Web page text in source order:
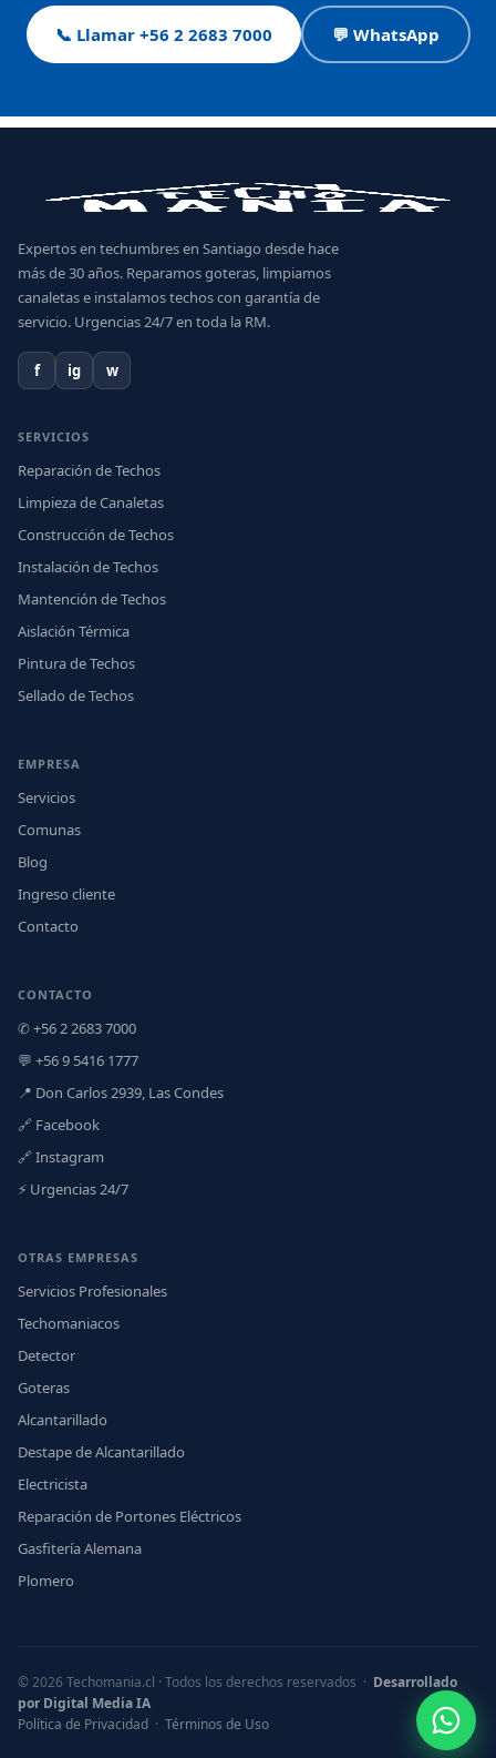
📞 Llamar +56 2 2683 7000 💬 WhatsApp
Expertos en techumbres en Santiago desde hace
más de 30 años. Reparamos goteras, limpiamos
canaletas e instalamos techos con garantía de
servicio. Urgencias 24/7 en toda la RM.
f ig w
SERVICIOS
Reparación de Techos
Limpieza de Canaletas
Construcción de Techos
Instalación de Techos
Mantención de Techos
Aislación Térmica
Pintura de Techos
Sellado de Techos
EMPRESA
Servicios
Comunas
Blog
Ingreso cliente
Contacto
CONTACTO
✆ +56 2 2683 7000
💬 +56 9 5416 1777
📍 Don Carlos 2939, Las Condes
🔗 Facebook
🔗 Instagram
⚡ Urgencias 24/7
OTRAS EMPRESAS
Servicios Profesionales
Techomaniacos
Detector
Goteras
Alcantarillado
Destape de Alcantarillado
Electricista
Reparación de Portones Eléctricos
Gasfitería Alemana
Plomero
© 2026 Techomania.cl · Todos los derechos reservados · Desarrollado
por Digital Media IA
Política de Privacidad · Términos de Uso